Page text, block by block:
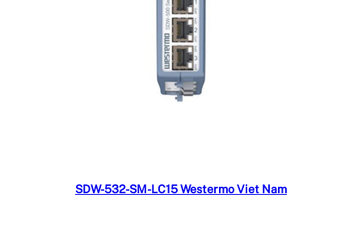
Đọc tiếp
SDW-532-SM-LC15 Westermo Viet Nam